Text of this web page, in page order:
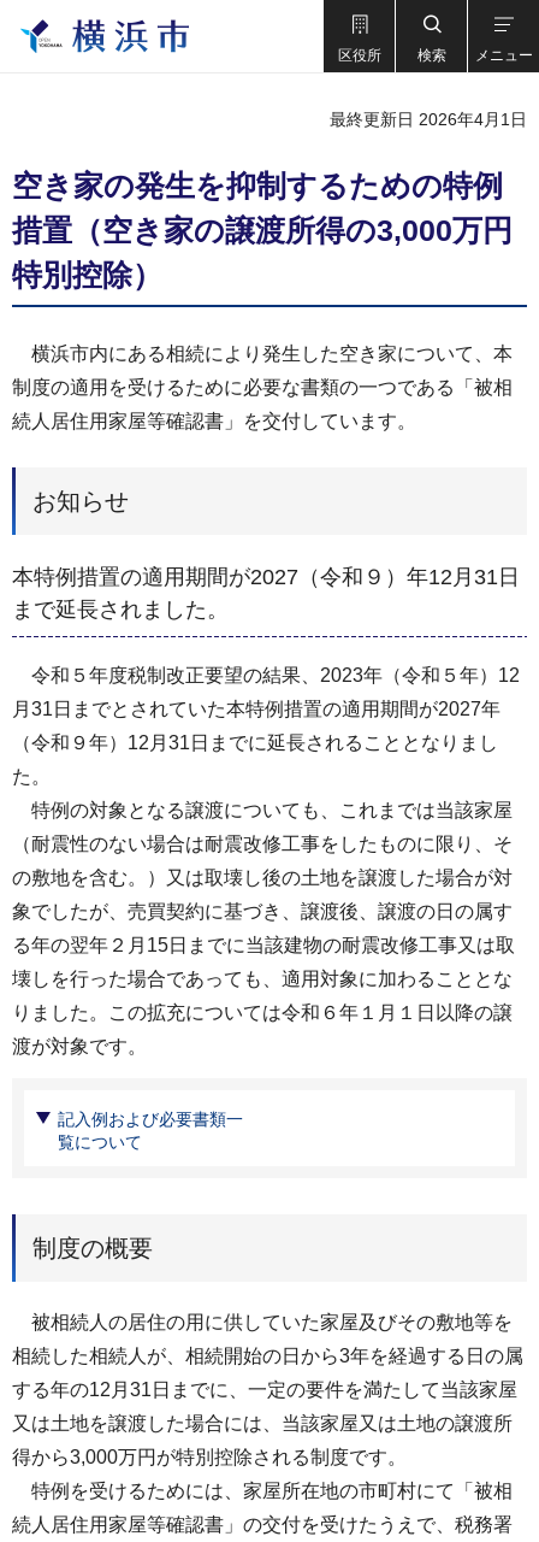
区役所 検索 メニュー
最終更新日 2026年4月1日
空き家の発生を抑制するための特例
措置（空き家の譲渡所得の3,000万円
特別控除）
横浜市内にある相続により発生した空き家について、本
制度の適用を受けるために必要な書類の一つである「被相
続人居住用家屋等確認書」を交付しています。
お知らせ
本特例措置の適用期間が2027（令和９）年12月31日
まで延長されました。
令和５年度税制改正要望の結果、2023年（令和５年）12
月31日までとされていた本特例措置の適用期間が2027年
（令和９年）12月31日までに延長されることとなりまし
た。
特例の対象となる譲渡についても、これまでは当該家屋
（耐震性のない場合は耐震改修工事をしたものに限り、そ
の敷地を含む。）又は取壊し後の土地を譲渡した場合が対
象でしたが、売買契約に基づき、譲渡後、譲渡の日の属す
る年の翌年２月15日までに当該建物の耐震改修工事又は取
壊しを行った場合であっても、適用対象に加わることとな
りました。この拡充については令和６年１月１日以降の譲
渡が対象です。
記入例および必要書類一
覧について
制度の概要
被相続人の居住の用に供していた家屋及びその敷地等を
相続した相続人が、相続開始の日から3年を経過する日の属
する年の12月31日までに、一定の要件を満たして当該家屋
又は土地を譲渡した場合には、当該家屋又は土地の譲渡所
得から3,000万円が特別控除される制度です。
特例を受けるためには、家屋所在地の市町村にて「被相
続人居住用家屋等確認書」の交付を受けたうえで、税務署